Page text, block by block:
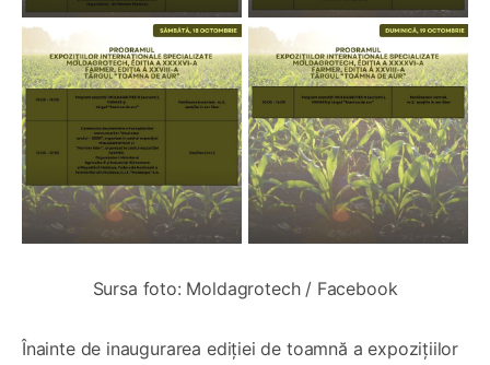
Sursa foto: Moldagrotech / Facebook
Înainte de inaugurarea ediției de toamnă a expozițiilor